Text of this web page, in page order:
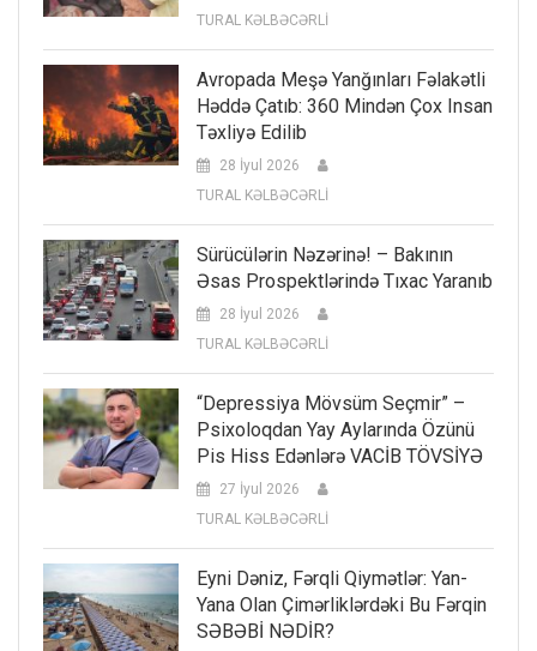
TURAL KƏLBƏCƏRLİ
Avropada Meşə Yanğınları Fəlakətli
Həddə Çatıb: 360 Mindən Çox Insan
Təxliyə Edilib
28 İyul 2026
TURAL KƏLBƏCƏRLİ
Sürücülərin Nəzərinə! – Bakının
Əsas Prospektlərində Tıxac Yaranıb
28 İyul 2026
TURAL KƏLBƏCƏRLİ
“Depressiya Mövsüm Seçmir” –
Psixoloqdan Yay Aylarında Özünü
Pis Hiss Edənlərə VACİB TÖVSİYƏ
27 İyul 2026
TURAL KƏLBƏCƏRLİ
Eyni Dəniz, Fərqli Qiymətlər: Yan-
Yana Olan Çimərliklərdəki Bu Fərqin
SƏBƏBİ NƏDİR?